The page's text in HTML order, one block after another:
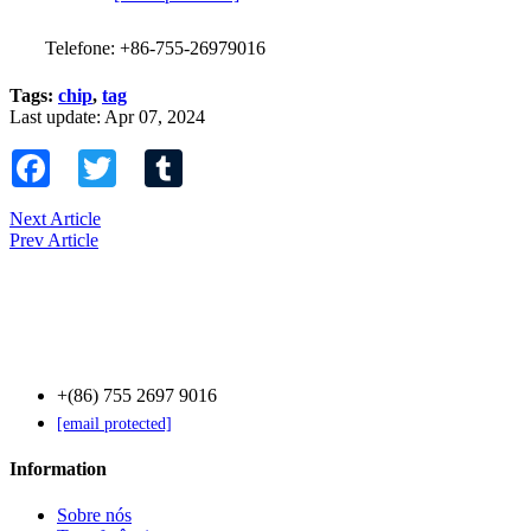
Telefone: +86-755-26979016
Tags: chip, tag
Last update: Apr 07, 2024
Facebook Twitter
Next Article
Prev Article
+(86) 755 2697 9016
[email protected]
Information
Sobre nós